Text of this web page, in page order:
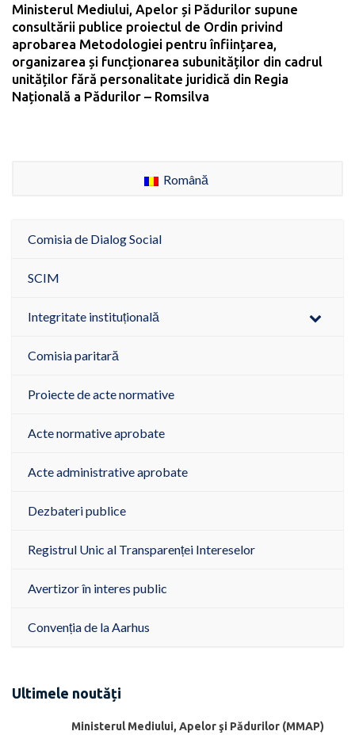
Ministerul Mediului, Apelor și Pădurilor supune
consultării publice proiectul de Ordin privind
aprobarea Metodologiei pentru înființarea,
organizarea și funcționarea subunităților din cadrul
unităților fără personalitate juridică din Regia
Națională a Pădurilor – Romsilva
Română
Comisia de Dialog Social
SCIM
Integritate instituțională
Comisia paritară
Proiecte de acte normative
Acte normative aprobate
Acte administrative aprobate
Dezbateri publice
Registrul Unic al Transparenței Intereselor
Avertizor în interes public
Convenția de la Aarhus
Ultimele noutăți
Ministerul Mediului, Apelor şi Pădurilor (MMAP)